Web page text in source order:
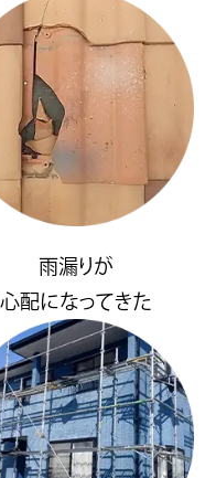
雨漏りが
心配になってきた